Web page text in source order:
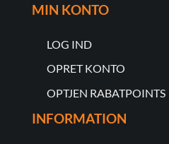
MIN KONTO
LOG IND
OPRET KONTO
OPTJEN RABATPOINTS
INFORMATION